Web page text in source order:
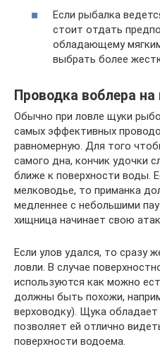
Если рыбалка
стоит отдать
обладающему
выбрать более
Проводка воблера
Обычно при ловле щуки
самых эффективных
равномерную. Для того
самого дна, кончик удочки
ближе к поверхности воды.
мелководье, то приманка
медленнее с небольшими
хищница начинает свою
Если улов удался, то сразу
ловли. В случае
используются как можно
должны быть похожи,
верховодку). Щука
позволяет ей отлично
поверхности водоема.